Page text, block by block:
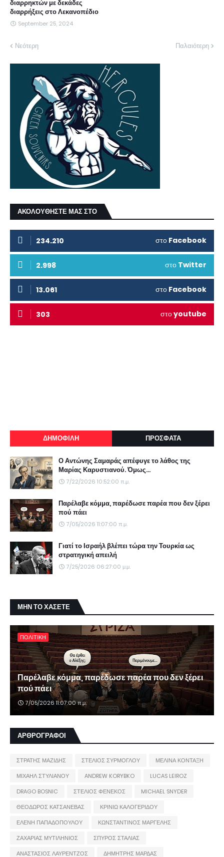
διαρρηκτών με δεκάδες
διαρρήξεις στο Λεκανοπέδιο
September 25, 2024
Νεότερη Παλαιότερη
ΑΚΟΛΟΥΘΗΣΤΕ ΜΑΣ ΣΤΟ
234.210 στο Facebook
2.998 στο Twitter
13.061 στο Facebook
303 στοyoutube
ΔΗΜΟΦΙΛΗ ΠΡΟΣΦΑΤΑ
Ο Αντώνης Σαμαράς απέφυγε το λάθος της
Μαρίας Καρυστιανού. Όμως...
7/22/2026 10:52:00 π.μ.
Παρέλαβε κόμμα, παρέδωσε παρέα που δεν ξέρει
πού πάει
7/05/2026 11:07:00 π.μ.
Γιατί το Ισραήλ βλέπει τώρα την Τουρκία ως
στρατηγική απειλή
7/25/2026 06:27:00 μ.μ.
ΜΗΝ ΤΟ ΧΑΣΕΤΕ
ΠΟΛΙΤΙΚΗ
Παρέλαβε κόμμα, παρέδωσε παρέα που δεν ξέρει
πού πάει
7/05/2026 11:07:00 π.μ.
ΑΡΘΡΟΓΡΑΦΟΙ
ΣΤΡΑΤΗΣ ΜΑΖΙΔΗΣ ΣΤΕΛΙΟΣ ΣΥΡΜΟΓΛΟΥ
ΜΕΛΙΝΑ ΚΟΝΤΑΞΗ
ΜΙΧΑΗΛ ΣΤΥΛΙΑΝΟΥ
ANDREW KORYBKO
LUCAS LEIROZ
DRAGO BOSNIC
ΣΤΕΛΙΟΣ ΦΕΝΕΚΟΣ
MICHAEL SNYDER
ΘΕΟΔΩΡΟΣ ΚΑΤΣΑΝΕΒΑΣ
ΚΡΙΝΙΩ ΚΑΛΟΓΕΡΙΔΟΥ
ΕΛΕΝΗ ΠΑΠΑΔΟΠΟΥΛΟΥ
ΚΩΝΣΤΑΝΤΙΝΟΣ ΜΑΡΓΕΛΗΣ
ΖΑΧΑΡΙΑΣ ΜΥΤΙΛΗΝΙΟΣ
ΣΠΥΡΟΣ ΣΤΑΛΙΑΣ
ΑΝΑΣΤΑΣΙΟΣ ΛΑΥΡΕΝΤΖΟΣ
ΔΗΜΗΤΡΗΣ ΜΑΡΔΑΣ